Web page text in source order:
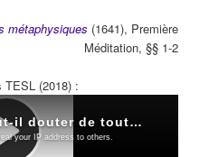
métaphysiques (1641), Première
Méditation, §§ 1-2
TESL (2018) :